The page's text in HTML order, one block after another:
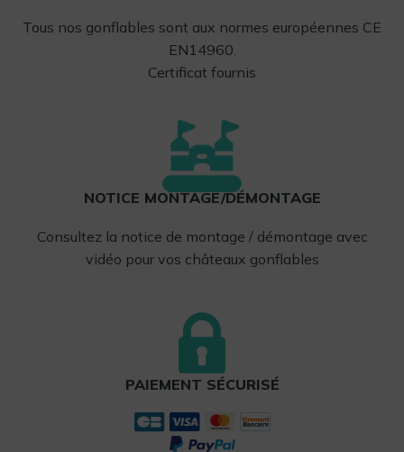
Tous nos gonflables sont aux normes européennes CE
EN14960.
Certificat fournis
NOTICE MONTAGE/DÉMONTAGE
Consultez la notice de montage / démontage avec
vidéo pour vos châteaux gonflables
PAIEMENT SÉCURISÉ